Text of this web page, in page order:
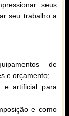
seus
seu trabalho a
de
e orçamento;
e artificial para
e como